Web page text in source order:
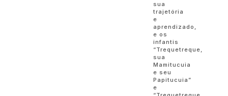
sua
trajetória
e
aprendizado,
e os
infantis
“Trequetreque,
sua
Mamitucuia
e seu
Papitucuia”
e